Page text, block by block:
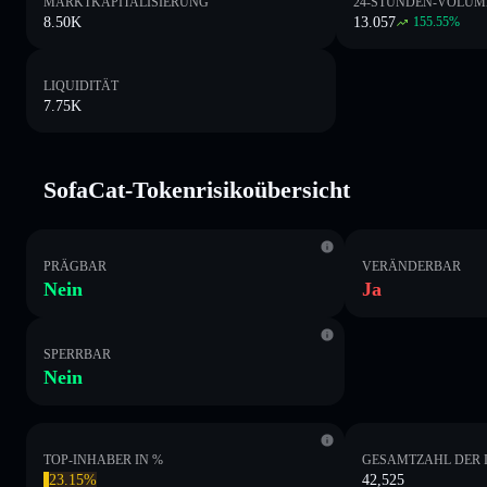
8.50K 13.057 155.55%
LIQUIDITÄT
7.75K
SofaCat-Tokenrisikoübersicht
PRÄGBAR
Nein
VERÄNDERBAR
Ja
SPERRBAR
Nein
TOP-INHABER IN %
23.15%
GESAMTZAHL DER
42,525